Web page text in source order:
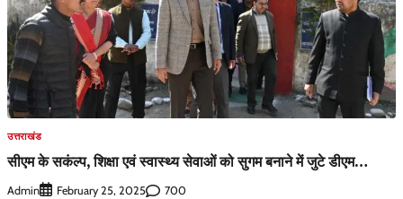
उत्तराखंड
सीएम के सकंल्प, शिक्षा एवं स्वास्थ्य सेवाओं को सुगम बनाने में जुटे डीएम…
Admin February 25, 2025 700